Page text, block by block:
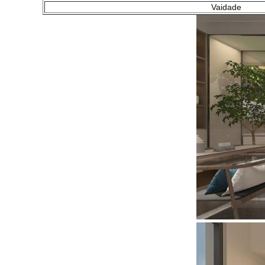
Vaidade